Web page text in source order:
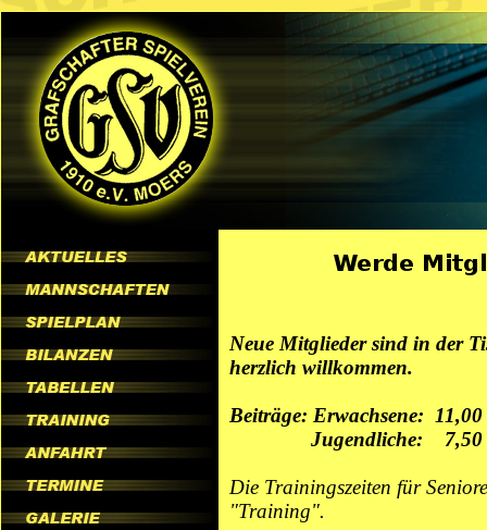
Neue Mitglieder sind in der
herzlich willkommen.
Beiträge: Erwachsene:
Jugendliche: 7,50
Die Trainingszeiten für
"Training".